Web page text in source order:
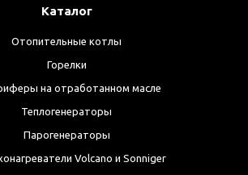
Каталог
Отопительные котлы
Горелки
на отработанном масле
Теплогенераторы
Парогенераторы
Volcano и Sonniger